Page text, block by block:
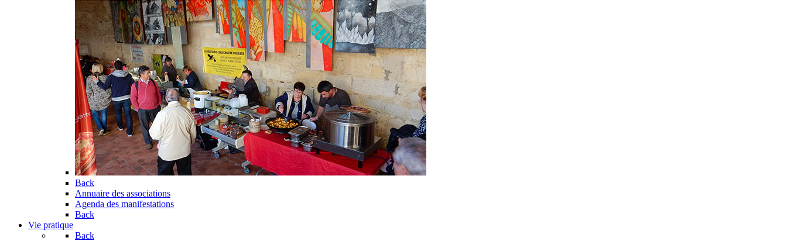
Back
Annuaire des associations
Agenda des manifestations
Back
Vie pratique
Back